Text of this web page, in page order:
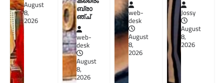
August
8,
2026
ബ്രാ
ഞ്ച്
web-
desk
August
8,
2026
web-
desk
August
8,
2026
Jossy
August
8,
2026